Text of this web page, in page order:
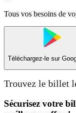
Tous vos besoins de
Téléchargez-le sur
Trouvez le billet
Sécurisez votre